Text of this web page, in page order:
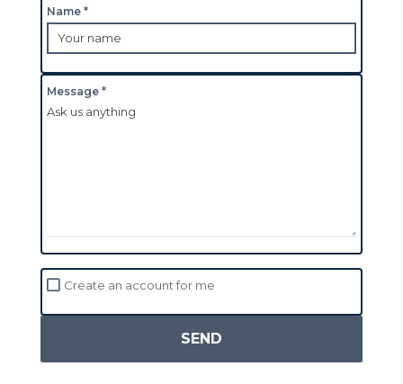
Name *
Message *
Create an account for me
SEND